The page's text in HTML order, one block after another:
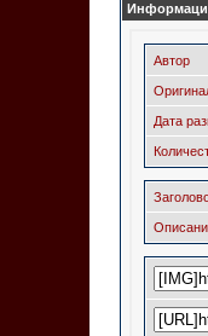
Автор
Дата